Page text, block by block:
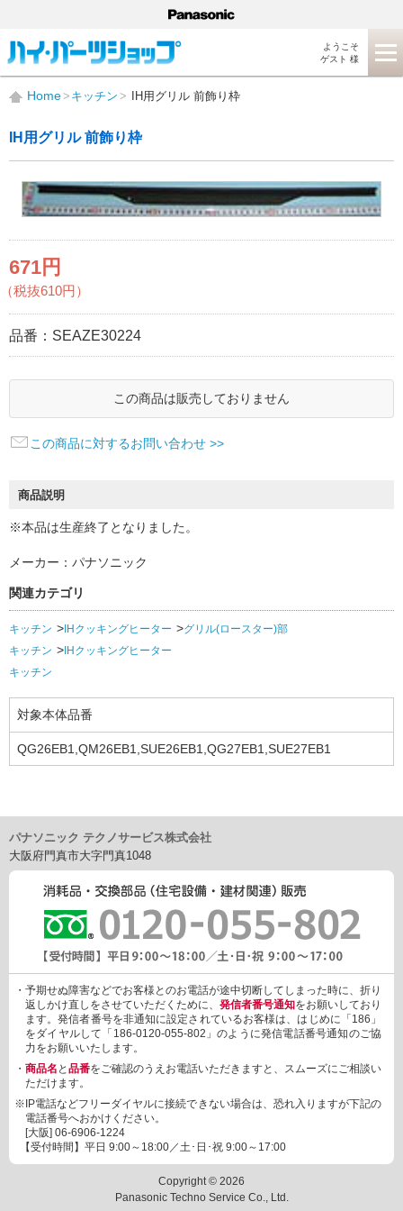
ようこそ
ゲスト 様
Home キッチン IH用グリル 前飾り枠
IH用グリル 前飾り枠
671円
（税抜610円）
品番： SEAZE30224
この商品は販売しておりません
この商品に対するお問い合わせ >>
商品説明
※本品は生産終了となりました。
メーカー：パナソニック
関連カテゴリ
キッチン IHクッキングヒーター
グリル(ロースター)部
キッチン
IHクッキングヒーター
キッチン
対象本体品番
QG26EB1,QM26EB1,SUE26EB1,QG27EB1,SUE27EB1
パナソニック テクノサービス株式会社
大阪府門真市大字門真1048
・予期せぬ障害などでお客様とのお電話が途中切断してしまった時に、折り
返しかけ直しをさせていただくために、 発信者番号通知をお願いしており
ます。発信者番号を非通知に設定されているお客様は、はじめに「186」
をダイヤルして「186-0120-055-802」のように発信電話番号通知のご協
力をお願いいたします。
・ 商品名 と 品番をご確認のうえお電話いただきますと、スムーズにご相談い
ただけます。
※IP電話などフリーダイヤルに接続できない場合は、恐れ入りますが下記の
電話番号へおかけください。
[大阪] 06-6906-1224
【受付時間】平日 9:00～18:00／土･日･祝 9:00～17:00
Copyright © 2026
Panasonic Techno Service Co., Ltd.